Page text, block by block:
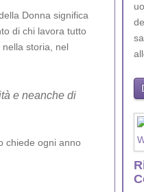
Donna significa
di chi lavora tutto
storia, nel
e neanche di
chiede ogni anno